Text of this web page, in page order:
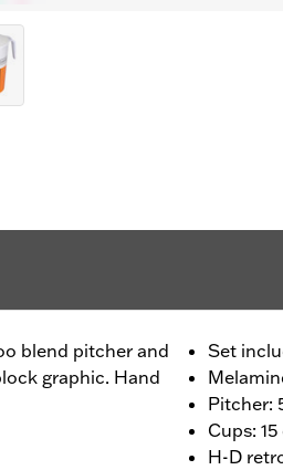
blend pitcher and
graphic. Hand
Set
Pitcher:
Cups:
H-D